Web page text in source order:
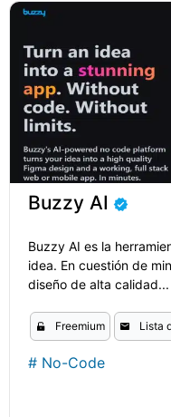
Buzzy AI
Buzzy AI es la
idea. En cuestión de
diseño de alta calidad...
Freemium Lista
# No-Code